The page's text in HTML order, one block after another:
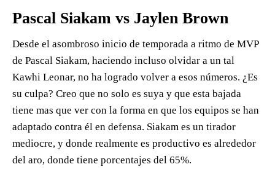
Pascal Siakam vs Jaylen Brown
Desde el asombroso inicio de temporada a ritmo de MVP
de Pascal Siakam, haciendo incluso olvidar a un tal
Kawhi Leonar, no ha logrado volver a esos números. ¿Es
su culpa? Creo que no solo es suya y que esta bajada
tiene mas que ver con la forma en que los equipos se han
adaptado contra él en defensa. Siakam es un tirador
mediocre, y donde realmente es productivo es alrededor
del aro, donde tiene porcentajes del 65%.